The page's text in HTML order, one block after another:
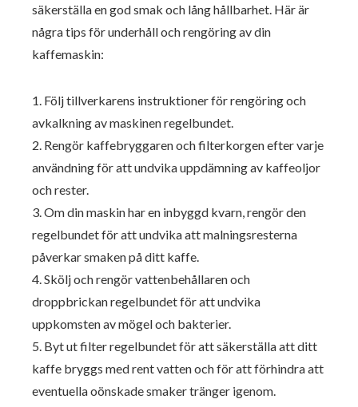
säkerställa en god smak och lång hållbarhet. Här är
några tips för underhåll och rengöring av din
kaffemaskin:
1. Följ tillverkarens instruktioner för rengöring och
avkalkning av maskinen regelbundet.
2. Rengör kaffebryggaren och filterkorgen efter varje
användning för att undvika uppdämning av kaffeoljor
och rester.
3. Om din maskin har en inbyggd kvarn, rengör den
regelbundet för att undvika att malningsresterna
påverkar smaken på ditt kaffe.
4. Skölj och rengör vattenbehållaren och
droppbrickan regelbundet för att undvika
uppkomsten av mögel och bakterier.
5. Byt ut filter regelbundet för att säkerställa att ditt
kaffe bryggs med rent vatten och för att förhindra att
eventuella oönskade smaker tränger igenom.